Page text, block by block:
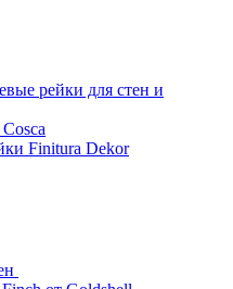
рейки для стен и
Finitura Dekor